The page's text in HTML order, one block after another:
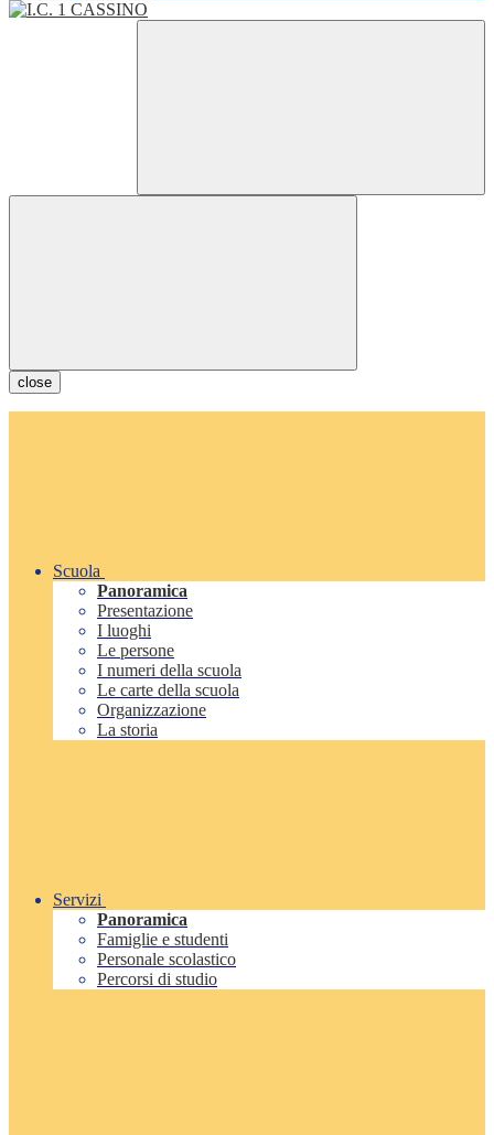
close
Scuola
Panoramica
Presentazione
I luoghi
Le persone
I numeri della scuola
Le carte della scuola
Organizzazione
La storia
Servizi
Panoramica
Famiglie e studenti
Personale scolastico
Percorsi di studio